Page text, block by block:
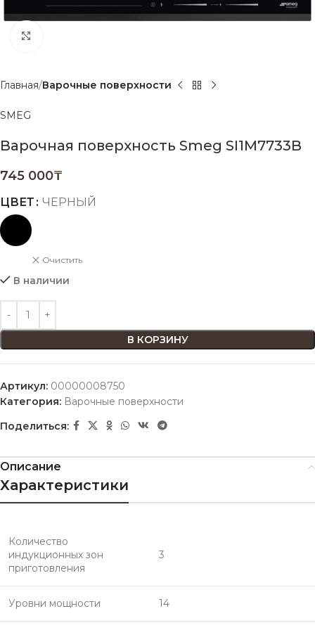
Главная Варочные поверхности
SMEG
Варочная поверхность Smeg SI1M7733B
745 000₸
ЦВЕТ ЧЕРНЫЙ
Очистить
В наличии
В КОРЗИНУ
Артикул: 00000008750
Категория: Варочные поверхности
Поделиться:
Описание
Характеристики
Количество
индукционных зон
приготовления
3
Уровни мощности 14